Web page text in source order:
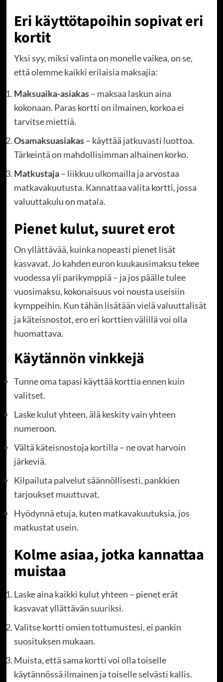
Eri käyttötapoihin sopivat eri
kortit
Yksi syy, miksi valinta on monelle vaikea, on se,
että olemme kaikki erilaisia maksajia:
Maksuaika-asiakas– maksaa laskun aina
kokonaan. Paras kortti on ilmainen, korkoa ei
tarvitse miettiä.
Osamaksuasiakas– käyttää jatkuvasti luottoa.
Tärkeintä on mahdollisimman alhainen korko.
Matkustaja– liikkuu ulkomailla ja arvostaa
matkavakuutusta. Kannattaa valita kortti, jossa
valuuttakulu on matala.
Pienet kulut, suuret erot
On yllättävää, kuinka nopeasti pienet lisät
kasvavat. Jo kahden euron kuukausimaksu tekee
vuodessa yli parikymppiä – ja jos päälle tulee
vuosimaksu, kokonaisuus voi nousta useisiin
kymppeihin. Kun tähän lisätään vielä valuuttalisät
ja käteisnostot, ero eri korttien välillä voi olla
huomattava.
Käytännön vinkkejä
Tunne oma tapasi käyttää korttia ennen kuin
valitset.
Laske kulut yhteen, älä keskity vain yhteen
numeroon.
Vältä käteisnostoja kortilla – ne ovat harvoin
järkeviä.
Kilpailuta palvelut säännöllisesti, pankkien
tarjoukset muuttuvat.
Hyödynnä etuja, kuten matkavakuutuksia, jos
matkustat usein.
Kolme asiaa, jotka kannattaa
muistaa
Laske aina kaikki kulut yhteen – pienet erät
kasvavat yllättävän suuriksi.
Valitse kortti omien tottumustesi, ei pankin
suosituksen mukaan.
Muista, että sama kortti voi olla toiselle
käytännössä ilmainen ja toiselle selvästi kallis.